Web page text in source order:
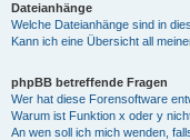
Dateianhänge
Welche Dateianhänge sind in
Kann ich eine Übersicht all
phpBB betreffende Fragen
Wer hat diese Forensoftware
Warum ist Funktion x oder y
An wen soll ich mich wenden,